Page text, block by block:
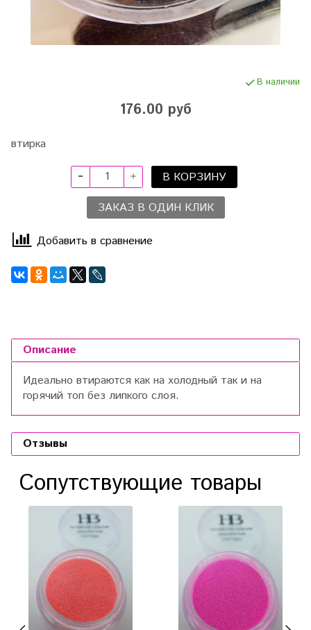
В наличии
176.00 руб
втирка
В КОРЗИНУ
ЗАКАЗ В ОДИН КЛИК
Добавить в сравнение
Описание
Идеально втираются как на холодный так и на
горячий топ без липкого слоя.
Отзывы
Сопутствующие товары